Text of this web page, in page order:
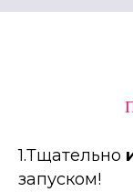
1.Тщательно
запуском!